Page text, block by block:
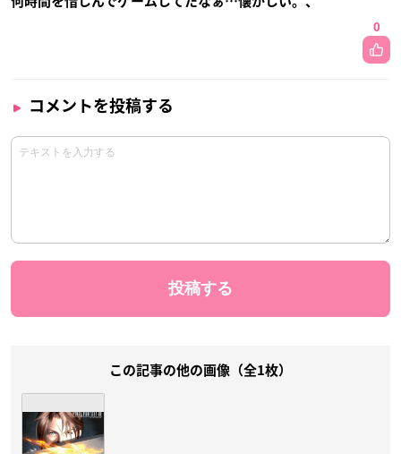
0
コメントを投稿する
この記事の他の画像（全1枚）